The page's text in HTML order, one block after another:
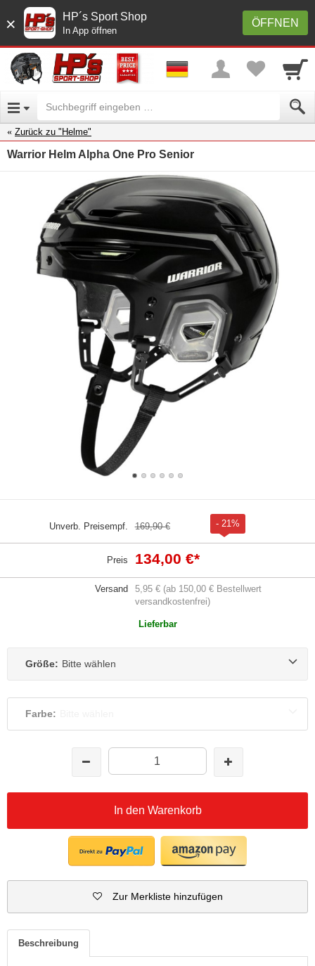
× ÖFFNEN
HP´s Sport Shop
In App öffnen
Zurück zu "Helme"
Warrior Helm Alpha One Pro Senior
Unverb. Preisempf. 169,90 € - 21%
Preis 134,00 €*
Versand
5,95 € (ab 150,00 € Bestellwert
versandkostenfrei)
Lieferbar
Größe: Bitte wählen
Farbe:
In den Warenkorb
Zur Merkliste hinzufügen
Beschreibung